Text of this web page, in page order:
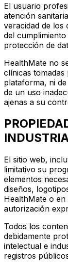
El usuario
atención
veracidad de los
del
protección de
HealthMate no
clínicas
plataforma, ni
de un uso
ajenas a su
El sitio web,
limitativo su
elementos
diseños,
HealthMate o
autorización
Todos los
debidamente
intelectual e
registros